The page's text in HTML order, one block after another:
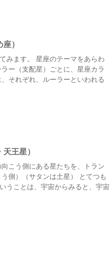
）
みます。 星座のテーマをあらわ
ー（支配星）ごとに、星座カラ
それぞれ、ルーラーといわれる
王星）
こう側にある星たちを、トラン
側）（サタンは土星） とてつも
うことは、宇宙からみると、宇宙